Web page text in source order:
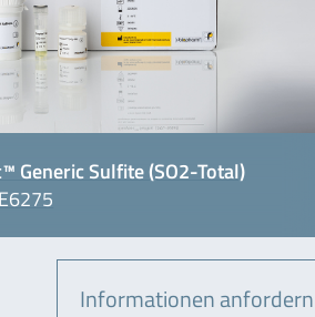
Generic Sulfite (SO2-Total)
Informationen anfordern